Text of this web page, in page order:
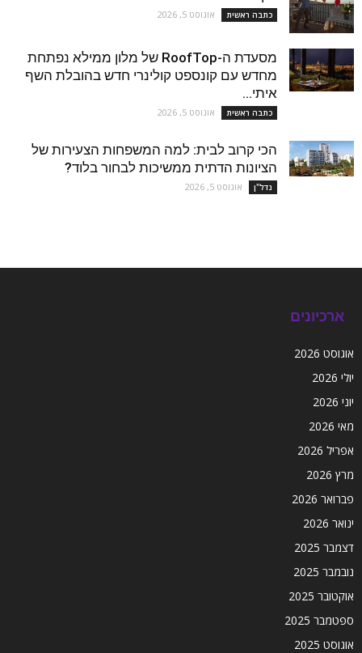
כתבה ראשית אוגוסט 5, 2026
מסעדת ה-RoofTop של מלון ממילא נפתחת
מחדש עם קונספט קולינרי חדש בהובלת השף
איתי...
כתבה ראשית אוגוסט 5, 2026
הכי קרוב לבית: למה המשפחות הצעירות של
הציונות הדתית ממשיכות לבחור בלוד?
נדל''ן אוגוסט 5, 2026
ארכיונים
אוגוסט 2026
יולי 2026
יוני 2026
מאי 2026
אפריל 2026
מרץ 2026
פברואר 2026
ינואר 2026
דצמבר 2025
נובמבר 2025
אוקטובר 2025
ספטמבר 2025
אוגוסט 2025